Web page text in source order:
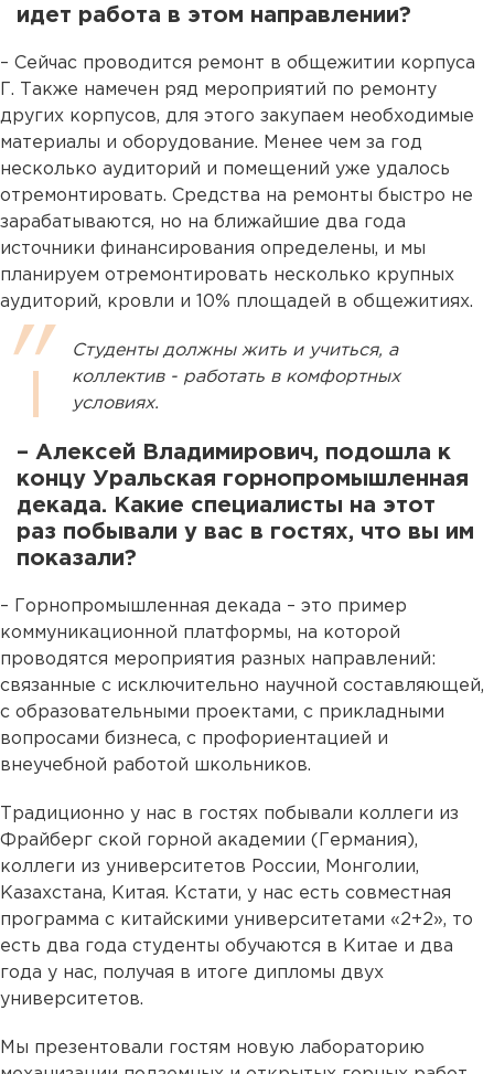
идет работа в этом направлении?
– Сейчас проводится ремонт в общежитии корпуса
Г. Также намечен ряд мероприятий по ремонту
других корпусов, для этого закупаем необходимые
материалы и оборудование. Менее чем за год
несколько аудиторий и помещений уже удалось
отремонтировать. Средства на ремонты быстро не
зарабатываются, но на ближайшие два года
источники финансирования определены, и мы
планируем отремонтировать несколько крупных
аудиторий, кровли и 10% площадей в общежитиях.
Студенты должны жить и учиться, а
коллектив - работать в комфортных
условиях.
– Алексей Владимирович, подошла к
концу Уральская горнопромышленная
декада. Какие специалисты на этот
раз побывали у вас в гостях, что вы им
показали?
– Горнопромышленная декада – это пример
коммуникационной платформы, на которой
проводятся мероприятия разных направлений:
связанные с исключительно научной составляющей,
с образовательными проектами, с прикладными
вопросами бизнеса, с профориентацией и
внеучебной работой школьников.
Традиционно у нас в гостях побывали коллеги из
Фрайберг ской горной академии (Германия),
коллеги из университетов России, Монголии,
Казахстана, Китая. Кстати, у нас есть совместная
программа с китайскими университетами «2+2», то
есть два года студенты обучаются в Китае и два
года у нас, получая в итоге дипломы двух
университетов.
Мы презентовали гостям новую лабораторию